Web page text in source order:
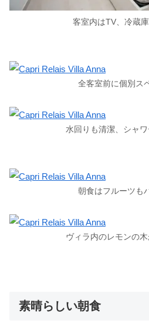
客室内はTV、冷蔵
全客室前に個別ス
水回りも清潔、シャ
朝食はフルーツも
ヴィラ内のレモンの
素晴らしい朝食